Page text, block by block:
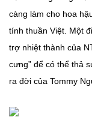
càng làm cho hoa
tính thuần Việt. Một
trợ nhiệt thành của
cưng” để có thể thả
ra đời của Tommy